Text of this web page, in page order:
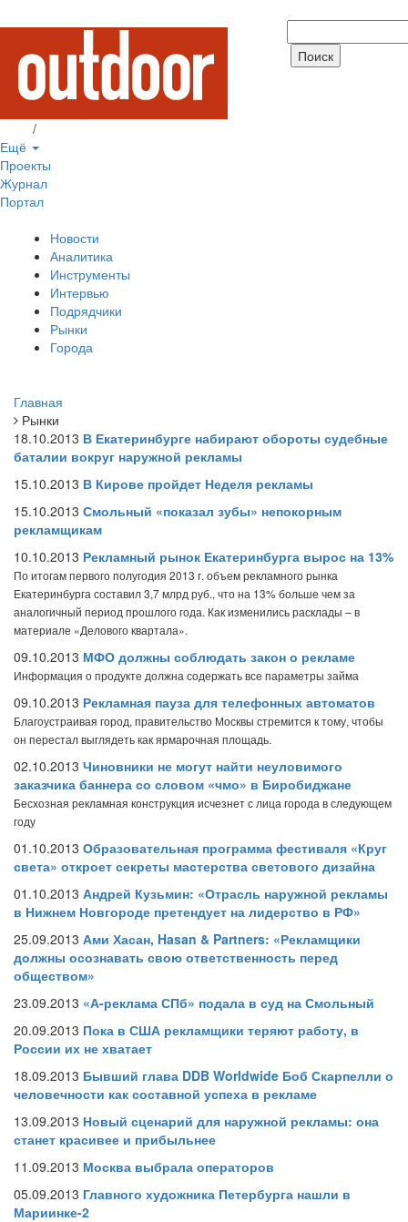
/
Ещё
Проекты
Журнал
Портал
Новости
Аналитика
Инструменты
Интервью
Подрядчики
Рынки
Города
Главная
Рынки
18.10.2013 В Екатеринбурге набирают обороты судебные
баталии вокруг наружной рекламы
15.10.2013 В Кирове пройдет Неделя рекламы
15.10.2013 Смольный «показал зубы» непокорным
рекламщикам
10.10.2013 Рекламный рынок Екатеринбурга вырос на 13%
По итогам первого полугодия 2013 г. объем рекламного рынка
Екатеринбурга составил 3,7 млрд руб., что на 13% больше чем за
аналогичный период прошлого года. Как изменились расклады – в
материале «Делового квартала».
09.10.2013 МФО должны соблюдать закон о рекламе
Информация о продукте должна содержать все параметры займа
09.10.2013 Рекламная пауза для телефонных автоматов
Благоустраивая город, правительство Москвы стремится к тому, чтобы
он перестал выглядеть как ярмарочная площадь.
02.10.2013 Чиновники не могут найти неуловимого
заказчика баннера со словом «чмо» в Биробиджане
Бесхозная рекламная конструкция исчезнет с лица города в следующем
году
01.10.2013 Образовательная программа фестиваля «Круг
света» откроет секреты мастерства светового дизайна
01.10.2013 Андрей Кузьмин: «Отрасль наружной рекламы
в Нижнем Новгороде претендует на лидерство в РФ»
25.09.2013 Ами Хасан, Hasan & Partners: «Рекламщики
должны осознавать свою ответственность перед
обществом»
23.09.2013 «А-реклама СПб» подала в суд на Смольный
20.09.2013 Пока в США рекламщики теряют работу, в
России их не хватает
18.09.2013 Бывший глава DDB Worldwide Боб Скарпелли о
человечности как составной успеха в рекламе
13.09.2013 Новый сценарий для наружной рекламы: она
станет красивее и прибыльнее
11.09.2013 Москва выбрала операторов
05.09.2013 Главного художника Петербурга нашли в
Мариинке-2